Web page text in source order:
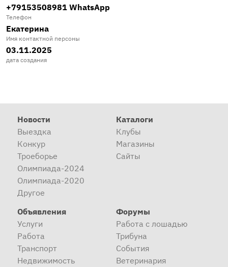
+79153508981 WhatsApp
Телефон
Екатерина
Имя контактной персоны
03.11.2025
дата создания
Новости
Выездка
Конкур
Троеборье
Олимпиада-2024
Олимпиада-2020
Другое
Каталоги
Клубы
Магазины
Сайты
Объявления
Услуги
Работа
Транспорт
Недвижимость
Форумы
Работа с лошадью
Трибуна
События
Ветеринария